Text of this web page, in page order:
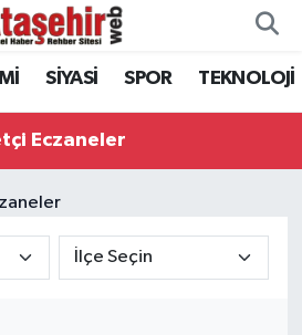
SİYASİ SPOR TEKNOLOJİ
Eczaneler
ve Fikstür